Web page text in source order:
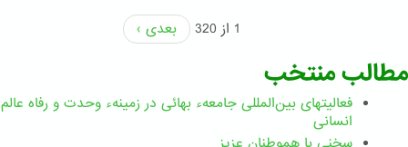
1 از 320
بعدی ›
مطالب منتخب
فعالیتهای بین‌المللی جامعهء بهائی در زمینهء وحدت و رفاه عالم
انسانی